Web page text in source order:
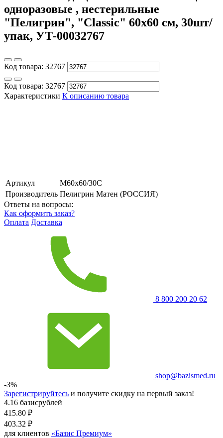
одноразовые , нестерильные
"Пелигрин", "Classic" 60х60 см, 30шт/
упак, УТ-00032767
Код товара: 32767
Код товара: 32767
Характеристики К описанию товара
Артикул
М60х60/30C
Производитель Пелигрин Матен (РОССИЯ)
Ответы на вопросы:
Как оформить заказ?
Оплата Доставка
8 800 200 20 62
shop@bazismed.ru
-3%
Зарегистрируйтесь и получите скидку на первый заказ!
4.16 базисрублей
415.80 ₽
403.32 ₽
для клиентов «Базис Премиум»